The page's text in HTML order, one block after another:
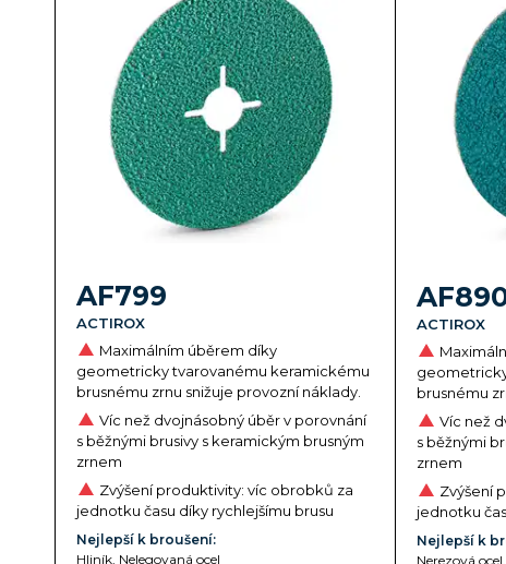
AF799
ACTIROX
Maximálním úběrem díky
geometricky tvarovanému keramickému
brusnému zrnu snižuje provozní náklady.
Víc než dvojnásobný úběr v porovnání
s běžnými brusivy s keramickým brusným
zrnem
Zvýšení produktivity: víc obrobků za
jednotku času díky rychlejšímu brusu
Nejlepší k broušení:
Hliník, Nelegovaná ocel
ACTIROX
brusnému
Víc než
s běžnými
zrnem
Zvýšení
jednotku
Nejlepší k
Nerezová